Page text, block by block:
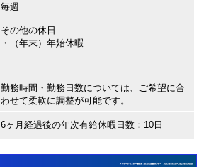
毎週
その他の休日
・（年末）年始休暇
勤務時間・勤務日数については、ご希望に合
わせて柔軟に調整が可能です。
6ヶ月経過後の年次有給休暇日数：10日